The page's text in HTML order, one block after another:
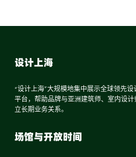
设计上海
“设计上海”大规模地集中展示全球领先
平台，帮助品牌与亚洲建筑师、室内设
立长期业务关系。
场馆与开放时间